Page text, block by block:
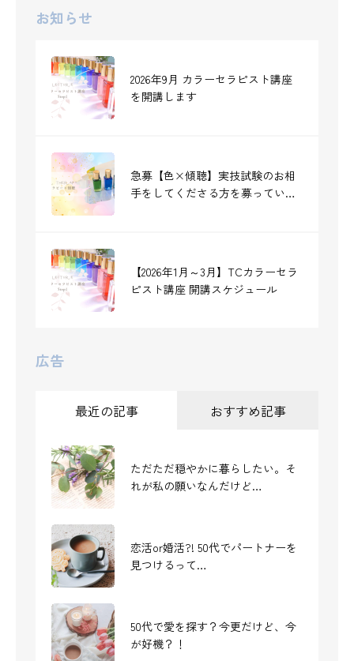
お知らせ
2026年9月 カラーセラピスト講座
を開講します
急募【色×傾聴】実技試験のお相
手をしてくださる方を募っていま
【2026年1月～3月】TCカラーセラ
ピスト講座 開講スケジュール
広告
最近の記事 おすすめ記事
ただただ穏やかに暮らしたい。そ
れが私の願いなんだけど…
恋活or婚活?! 50代でパートナーを
見つけるって…
50代で愛を探す？今更だけど、今
が好機？！
よーじやさんのハンドクリーム
「はなほのか」を購入しました
よーじやさんのハンドクリーム 4
種類を使い比べてみました
50代、スキルなし、キャリアな
し、独身女の挑戦